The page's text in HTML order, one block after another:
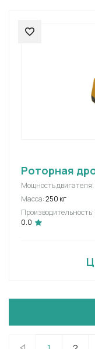
Роторная
Мощность двигателя:
Масса:250 кг
Производительность:
0.0